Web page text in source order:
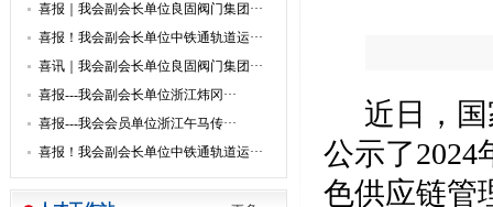
喜报｜我会副会长单位良固阀门集团···
喜报！我会副会长单位中铁通轨道运···
喜讯｜我会副会长单位良固阀门集团···
喜报---我会副会长单位浙江炜冈···
喜报---我会会员单位浙江午马传···
喜报！我会副会长单位中铁通轨道运···
近日，
公示了2024
色供应链管